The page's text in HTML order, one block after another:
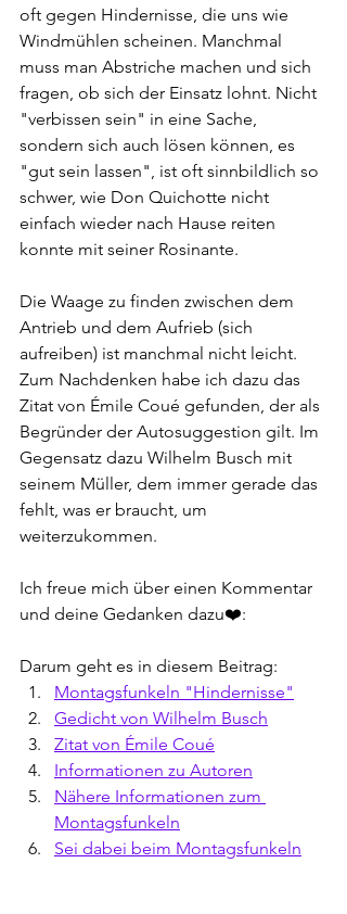
oft gegen Hindernisse, die uns wie
Windmühlen scheinen. Manchmal
muss man Abstriche machen und sich
fragen, ob sich der Einsatz lohnt. Nicht
"verbissen sein" in eine Sache,
sondern sich auch lösen können, es
"gut sein lassen", ist oft sinnbildlich so
schwer, wie Don Quichotte nicht
einfach wieder nach Hause reiten
konnte mit seiner Rosinante.
Die Waage zu finden zwischen dem
Antrieb und dem Aufrieb (sich
aufreiben) ist manchmal nicht leicht.
Zum Nachdenken habe ich dazu das
Zitat von Émile Coué gefunden, der als
Begründer der Autosuggestion gilt. Im
Gegensatz dazu Wilhelm Busch mit
seinem Müller, dem immer gerade das
fehlt, was er braucht, um
weiterzukommen.
Ich freue mich über einen Kommentar
und deine Gedanken dazu❤️:
Darum geht es in diesem Beitrag:
Montagsfunkeln "Hindernisse"
Gedicht von Wilhelm Busch
Zitat von Émile Coué
Informationen zu Autoren
Nähere Informationen zum
Montagsfunkeln
Sei dabei beim Montagsfunkeln